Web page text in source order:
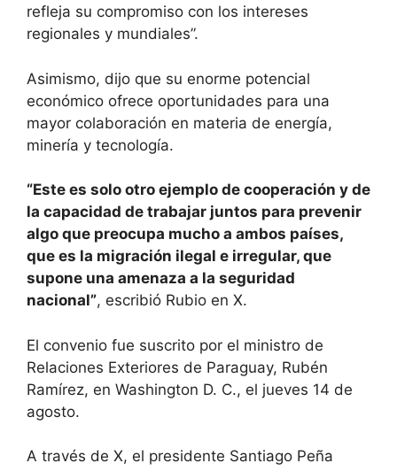
refleja su compromiso con los intereses
regionales y mundiales”.
Asimismo, dijo que su enorme potencial
económico ofrece oportunidades para una
mayor colaboración en materia de energía,
minería y tecnología.
“Este es solo otro ejemplo de cooperación y de
la capacidad de trabajar juntos para prevenir
algo que preocupa mucho a ambos países,
que es la migración ilegal e irregular, que
supone una amenaza a la seguridad
nacional”, escribió Rubio en X.
El convenio fue suscrito por el ministro de
Relaciones Exteriores de Paraguay, Rubén
Ramírez, en Washington D. C., el jueves 14 de
agosto.
A través de X, el presidente Santiago Peña